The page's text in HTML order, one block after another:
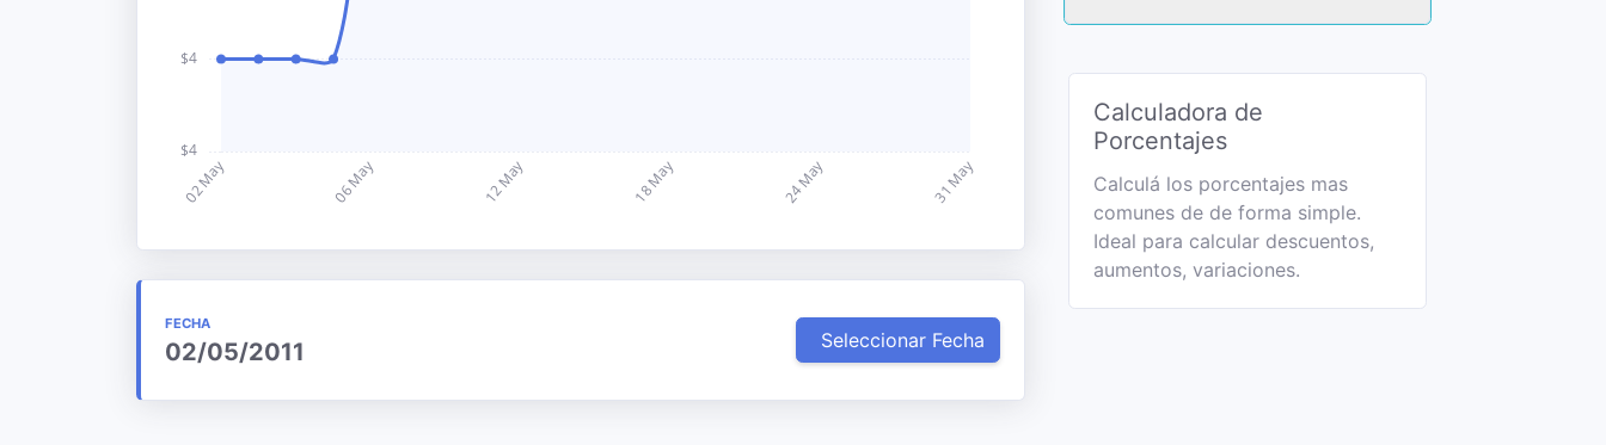
FECHA
02/05/2011 Seleccionar Fecha
Calculadora de
Porcentajes
Calculá los porcentajes mas
comunes de de forma simple.
Ideal para calcular descuentos,
aumentos, variaciones.